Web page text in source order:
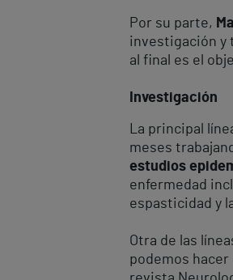
Por su parte,
investigación y
al final es el
Investigación
La principal
meses
estudios
enfermedad
espasticidad y
Otra de las
podemos